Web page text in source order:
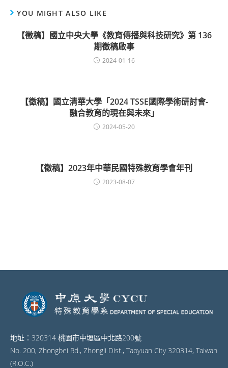
YOU MIGHT ALSO LIKE
【徵稿】國立中央大學《教育傳播與科技研究》第 136
期徵稿啟事
2024-01-16
【徵稿】國立清華大學「2024 TSSE國際學術研討會-
融合教育的現在與未來」
2024-05-20
【徵稿】2023年中華民國特殊教育學會年刊
2023-08-07
地址：320314 桃園市中壢區中北路200號
No. 200, Zhongbei Rd., Zhongli Dist., Taoyuan City 320314, Taiwan
(R.O.C.)